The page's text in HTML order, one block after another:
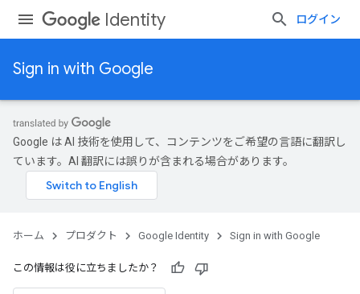
Identity ログイン
Sign in with Google
Google は AI 技術を使用して、コンテンツをご希望の言語に翻訳し
ています。AI 翻訳には誤りが含まれる場合があります。
ホーム プロダクト Google Identity Sign in with Google
この情報は役に立ちましたか？